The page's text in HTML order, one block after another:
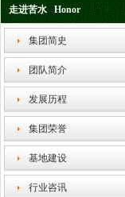
走进苦水 Honor
集团简史
团队简介
发展历程
集团荣誉
基地建设
行业咨讯